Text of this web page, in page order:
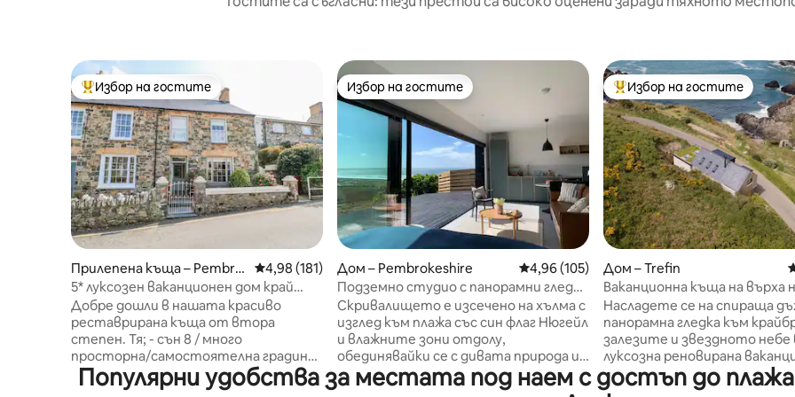
Най-популярен избор на гостите
Избор на гостите
Прилепена къща – Pembro
keshire
Средна оценка: 4,98 от 5, 181 отзива
4,98 (181)
5* луксозен ваканционен дом край
морето в Нюпорт/Пароу
Добре дошли в нашата красиво
реставрирана къща от втора
степен. Тя; - сън 8 / много
просторна/самостоятелна градина
и подходяща за домашни любимци -
има подово отопление и уютна
Избор на гостите
Избор на гостите
Дом – Pembrokeshire Средна оценка: 4,96 от 5, 105 отзива
4,96 (105)
Подземно студио с панорамни гледки
и сауна
Скривалището е изсечено на хълма с
изглед към плажа със син флаг Нюгейл
и влажните зони отдолу,
обединявайки се с дивата природа и
местното ни стадо крави.
Студиото с интериорен дизайн
Най-популярен избор на
Избор на гостите
Дом – Trefin
Ваканционна къща на върха
край крайбрежна пътечка с
панорамна гледка
Насладете се на спираща
панорамна гледка към
залезите и звездното небе
луксозна реновирана
къща с две спални. С отлично
местоположение в
Популярни удобства за местата под наем с достъп до